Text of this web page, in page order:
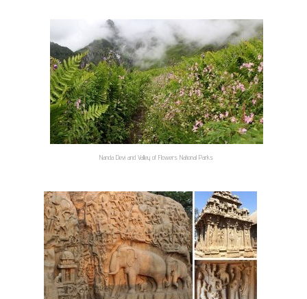
Nanda Devi and Valley of Flowers National Parks